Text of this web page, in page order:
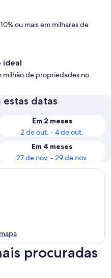
ou mais em milhares de
ideal
milhão de propriedades no
estas datas
Em 2 meses
2 de out. - 4 de out.
Em 4 meses
27 de nov. - 29 de nov.
procuradas